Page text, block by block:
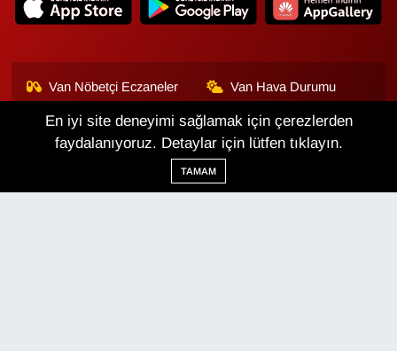
Van Nöbetçi Eczaneler Van Hava Durumu
Van Namaz Vakitleri
Van Trafik Yoğunluk
Haritası
Puan Durumu ve Fikstür
En iyi site deneyimi sağlamak için çerezlerden
faydalanıyoruz. Detaylar için lütfen tıklayın.
TAMAM